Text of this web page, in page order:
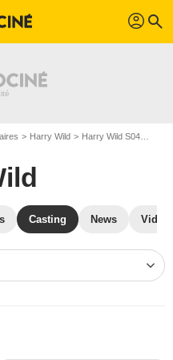
profil search
Harry Wild Harry Wild S04
Casting News